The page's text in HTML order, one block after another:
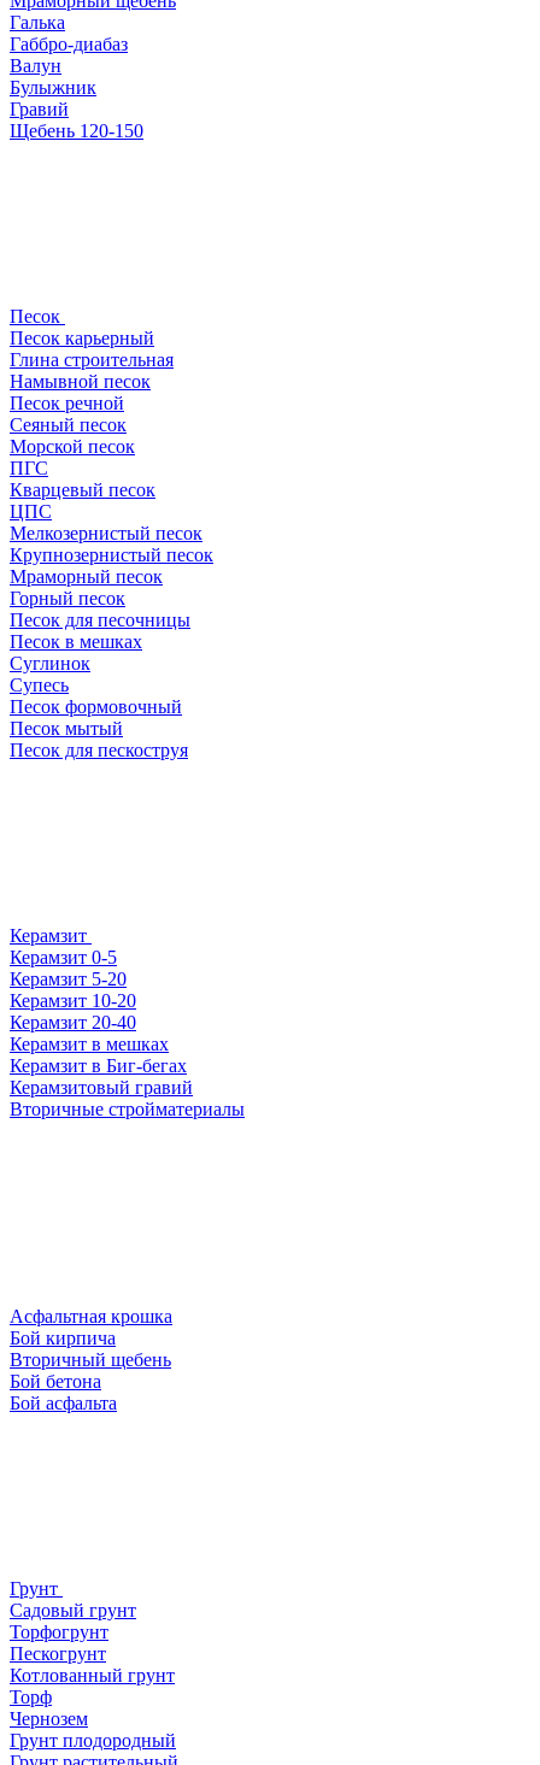
Галька
Габбро-диабаз
Валун
Булыжник
Гравий
Щебень 120-150
Песок
Песок карьерный
Глина строительная
Намывной песок
Песок речной
Сеяный песок
Морской песок
ПГС
Кварцевый песок
ЦПС
Мелкозернистый песок
Крупнозернистый песок
Мраморный песок
Горный песок
Песок для песочницы
Песок в мешках
Суглинок
Супесь
Песок формовочный
Песок мытый
Песок для пескоструя
Керамзит
Керамзит 0-5
Керамзит 5-20
Керамзит 10-20
Керамзит 20-40
Керамзит в мешках
Керамзит в Биг-бегах
Керамзитовый гравий
Вторичные стройматериалы
Асфальтная крошка
Бой кирпича
Вторичный щебень
Бой бетона
Бой асфальта
Грунт
Садовый грунт
Торфогрунт
Пескогрунт
Котлованный грунт
Торф
Чернозем
Грунт плодородный